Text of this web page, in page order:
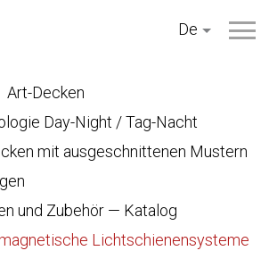
De
Art-Decken
Day-Night / Tag-Nacht
mit ausgeschnittenen Mustern
und Zubehör — Katalog
Lichtschienensysteme